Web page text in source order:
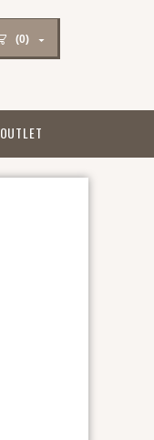
(0)
OUTLET